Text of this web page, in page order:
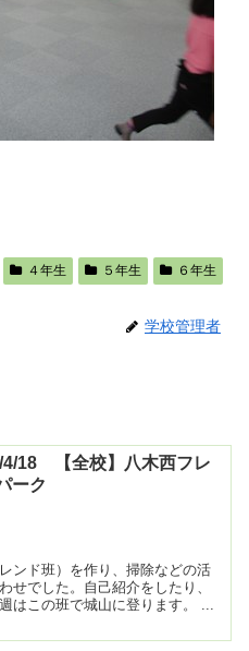
４年生 ５年生 ６年生
学校管理者
4/18 【全校】八木西フレ
ーク
ンド班）を作り、掃除などの活
せでした。自己紹介をしたり、
簡単なゲームで楽しみました。来週はこの班で城山に登ります。 ...